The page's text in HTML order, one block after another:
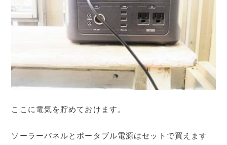
ここに電気を貯めておけます。
ソーラーパネルとポータブル電源はセットで買えます